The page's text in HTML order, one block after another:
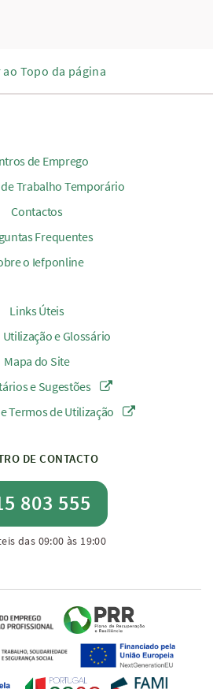
Topo da página
de Emprego
Trabalho Temporário
Contactos
Frequentes
o Iefponline
Links Úteis
Utilização e Glossário
Mapa do Site
e Sugestões
Termos de Utilização
DE CONTACTO
803 555
das 09:00 às 19:00